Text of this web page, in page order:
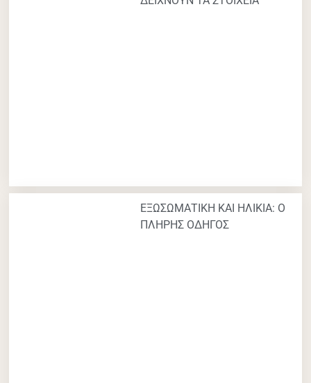
ΕΞΩΣΩΜΑΤΙΚΗ ΚΑΙ ΗΛΙΚΙΑ: Ο
ΠΛΗΡΗΣ ΟΔΗΓΟΣ